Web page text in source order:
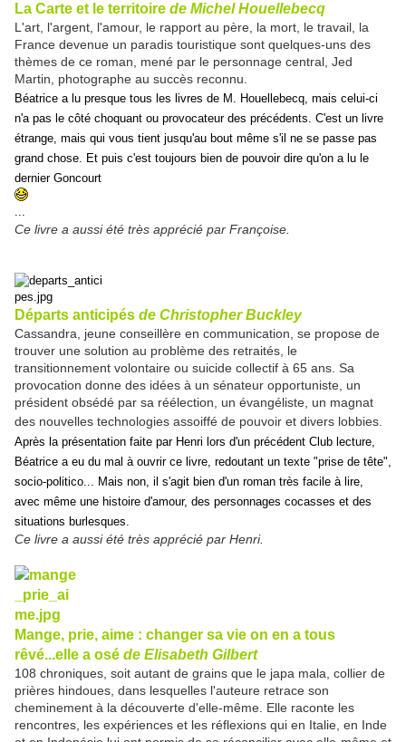
La Carte et le territoire de Michel Houellebecq
L'art, l'argent, l'amour, le rapport au père, la mort, le travail, la
France devenue un paradis touristique sont quelques-uns des
thèmes de ce roman, mené par le personnage central, Jed
Martin, photographe au succès reconnu.
Béatrice a lu presque tous les livres de M. Houellebecq, mais celui-ci
n'a pas le côté choquant ou provocateur des précédents. C'est un livre
étrange, mais qui vous tient jusqu'au bout même s'il ne se passe pas
grand chose. Et puis c'est toujours bien de pouvoir dire qu'on a lu le
dernier Goncourt
...
Ce livre a aussi été très apprécié par Françoise.
Départs anticipés de Christopher Buckley
Cassandra, jeune conseillère en communication, se propose de
trouver une solution au problème des retraités, le
transitionnement volontaire ou suicide collectif à 65 ans. Sa
provocation donne des idées à un sénateur opportuniste, un
président obsédé par sa réélection, un évangéliste, un magnat
des nouvelles technologies assoiffé de pouvoir et divers lobbies.
Après la présentation faite par Henri lors d'un précédent Club lecture,
Béatrice a eu du mal à ouvrir ce livre, redoutant un texte "prise de tête",
socio-politico... Mais non, il s'agit bien d'un roman très facile à lire,
avec même une histoire d'amour, des personnages cocasses et des
situations burlesques.
Ce livre a aussi été très apprécié par Henri.
Mange, prie, aime : changer sa vie on en a tous
rêvé...elle a osé de Elisabeth Gilbert
108 chroniques, soit autant de grains que le japa mala, collier de
prières hindoues, dans lesquelles l'auteure retrace son
cheminement à la découverte d'elle-même. Elle raconte les
rencontres, les expériences et les réflexions qui en Italie, en Inde